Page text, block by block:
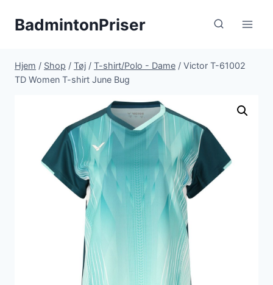
BadmintonPriser
Hjem / Shop / Tøj / T-shirt/Polo - Dame / Victor T-61002
TD Women T-shirt June Bug